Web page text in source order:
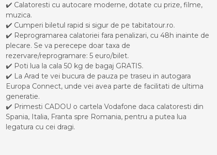
✔️ Calatoresti cu autocare moderne, dotate cu prize, filme,
muzica.
✔️ Cumperi biletul rapid si sigur de pe tabitatour.ro.
✔️ Reprogramarea calatoriei fara penalizari, cu 48h inainte de
plecare. Se va perecepe doar taxa de
rezervare/reprogramare: 5 euro/bilet.
✔️ Poti lua la cala 50 kg de bagaj GRATIS.
✔️ La Arad te vei bucura de pauza pe traseu in autogara
Europa Connect, unde vei avea parte de facilitati de ultima
generatie.
✔️ Primesti CADOU o cartela Vodafone daca calatoresti din
Spania, Italia, Franta spre Romania, pentru a putea lua
legatura cu cei dragi.